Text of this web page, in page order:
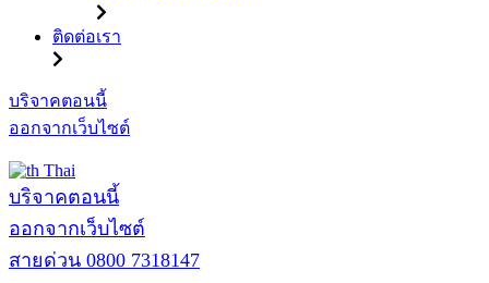
ติดต่อเรา
ข้าม
ไป
เนื้อหา
บริจาคตอนนี้
ออกจากเว็บไซต์
Thai
บริจาคตอนนี้
ออกจากเว็บไซต์
สายด่วน 0800 7318147